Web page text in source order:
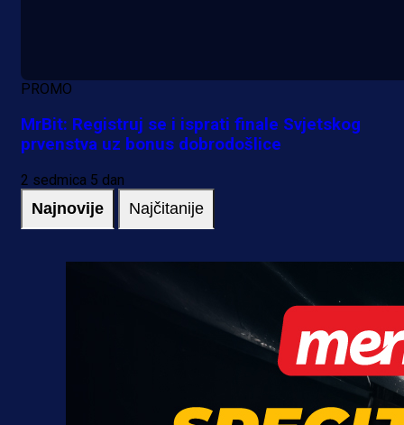
PROMO
MrBit: Registruj se i isprati finale Svjetskog
prvenstva uz bonus dobrodošlice
2 sedmica 5 dan
Najnovije Najčitanije